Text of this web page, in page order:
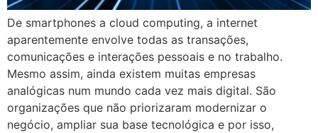
De smartphones a cloud computing, a internet
aparentemente envolve todas as transações,
comunicações e interações pessoais e no trabalho.
Mesmo assim, ainda existem muitas empresas
analógicas num mundo cada vez mais digital. São
organizações que não priorizaram modernizar o
negócio, ampliar sua base tecnológica e por isso,